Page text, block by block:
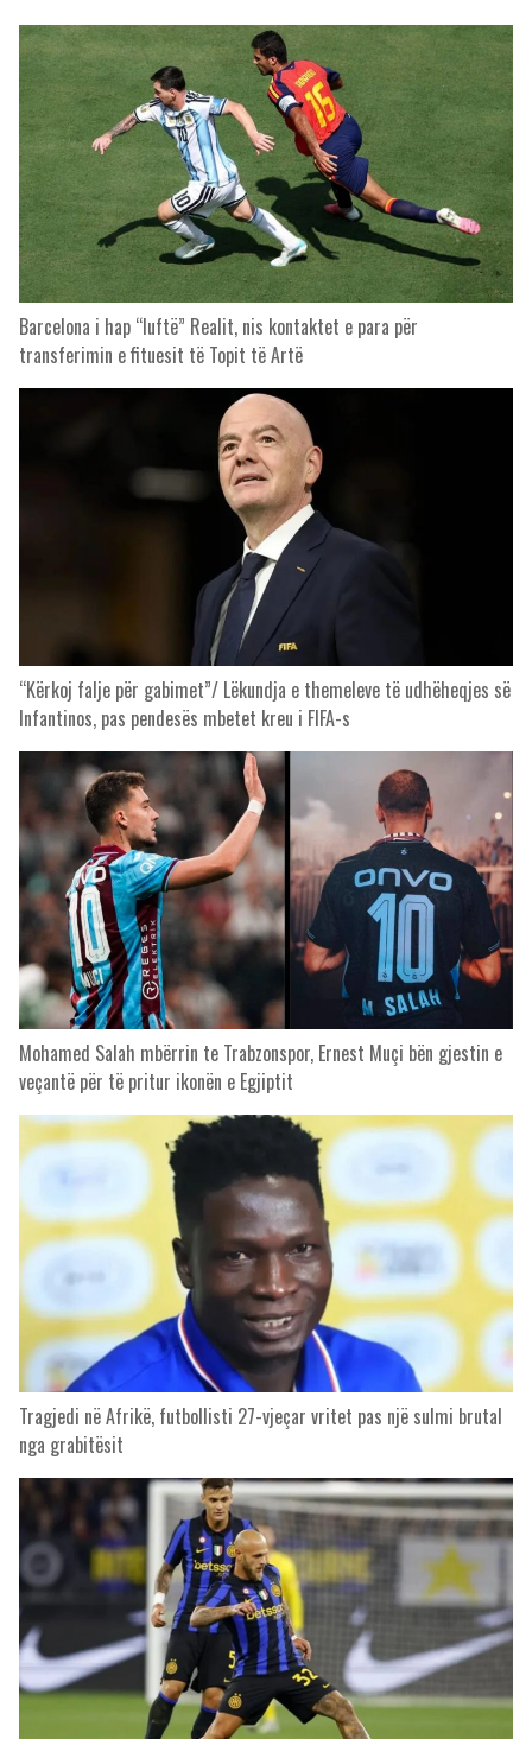
Barcelona i hap “luftë” Realit, nis kontaktet e para për
transferimin e fituesit të Topit të Artë
“Kërkoj falje për gabimet”/ Lëkundja e themeleve të udhëheqjes së
Infantinos, pas pendesës mbetet kreu i FIFA-s
Mohamed Salah mbërrin te Trabzonspor, Ernest Muçi bën gjestin e
veçantë për të pritur ikonën e Egjiptit
Tragjedi në Afrikë, futbollisti 27-vjeçar vritet pas një sulmi brutal
nga grabitësit